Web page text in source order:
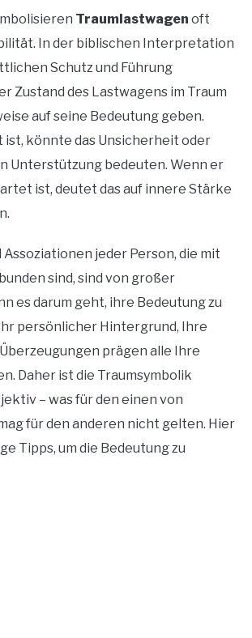
Traumlastwagen oft
In der biblischen Interpretation
Schutz und Führung
Zustand des Lastwagens im Traum
auf seine Bedeutung geben.
ist, könnte das Unsicherheit oder
Unterstützung bedeuten. Wenn er
ist, deutet das auf innere Stärke
Assoziationen jeder Person, die mit
sind, sind von großer
es darum geht, ihre Bedeutung zu
persönlicher Hintergrund, Ihre
prägen alle Ihre
Daher ist die Traumsymbolik
– was für den einen von
für den anderen nicht gelten. Hier
Tipps, um die Bedeutung zu